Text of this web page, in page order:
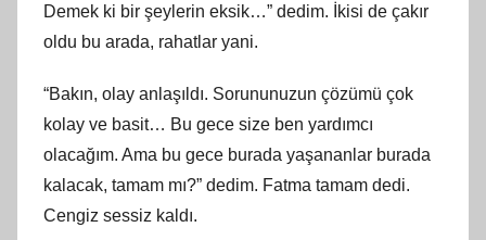
Demek ki bir şeylerin eksik…” dedim. İkisi de çakır
oldu bu arada, rahatlar yani.
“Bakın, olay anlaşıldı. Sorununuzun çözümü çok
kolay ve basit… Bu gece size ben yardımcı
olacağım. Ama bu gece burada yaşananlar burada
kalacak, tamam mı?” dedim. Fatma tamam dedi.
Cengiz sessiz kaldı.